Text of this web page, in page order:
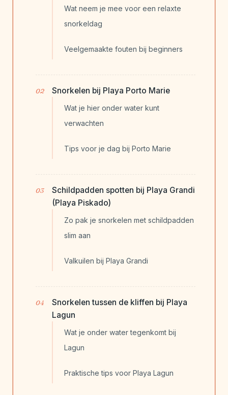
Wat neem je mee voor een relaxte
snorkeldag
Veelgemaakte fouten bij beginners
Snorkelen bij Playa Porto Marie
Wat je hier onder water kunt
verwachten
Tips voor je dag bij Porto Marie
Schildpadden spotten bij Playa Grandi
(Playa Piskado)
Zo pak je snorkelen met schildpadden
slim aan
Valkuilen bij Playa Grandi
Snorkelen tussen de kliffen bij Playa
Lagun
Wat je onder water tegenkomt bij
Lagun
Praktische tips voor Playa Lagun